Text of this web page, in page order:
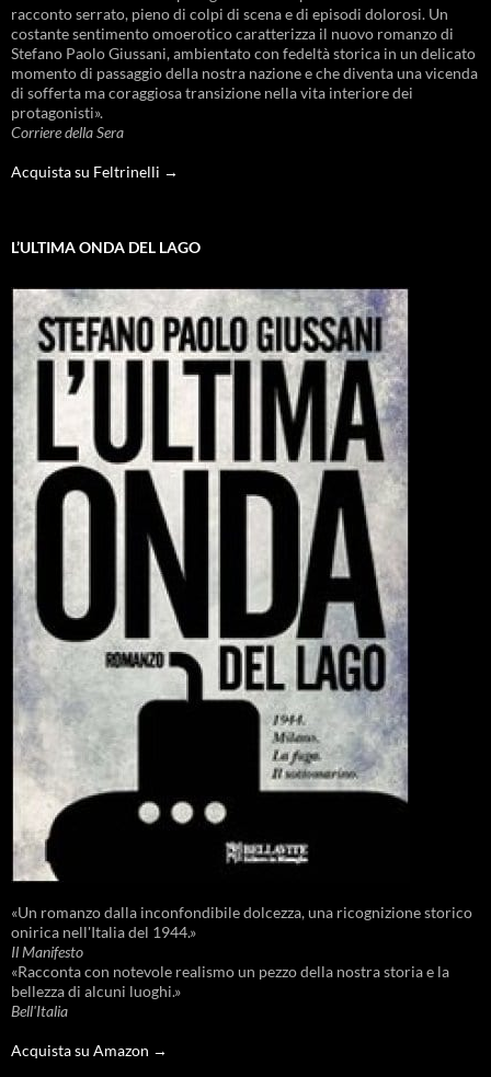
racconto serrato, pieno di colpi di scena e di episodi dolorosi. Un
costante sentimento omoerotico caratterizza il nuovo romanzo di
Stefano Paolo Giussani, ambientato con fedeltà storica in un delicato
momento di passaggio della nostra nazione e che diventa una vicenda
di sofferta ma coraggiosa transizione nella vita interiore dei
protagonisti».
Corriere della Sera
Acquista su Feltrinelli →
L’ULTIMA ONDA DEL LAGO
«Un romanzo dalla inconfondibile dolcezza, una ricognizione storico
onirica nell'Italia del 1944.»
Il Manifesto
«Racconta con notevole realismo un pezzo della nostra storia e la
bellezza di alcuni luoghi.»
Bell'Italia
Acquista su Amazon →